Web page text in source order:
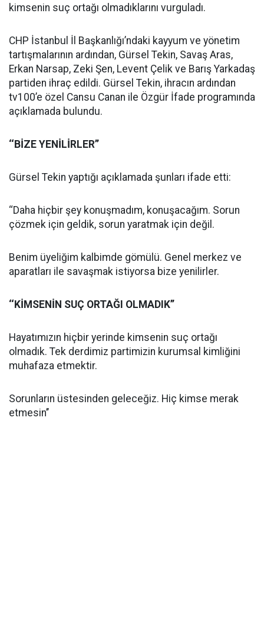
kimsenin suç ortağı olmadıklarını vurguladı.
CHP İstanbul İl Başkanlığı’ndaki kayyum ve yönetim
tartışmalarının ardından, Gürsel Tekin, Savaş Aras,
Erkan Narsap, Zeki Şen, Levent Çelik ve Barış Yarkadaş
partiden ihraç edildi. Gürsel Tekin, ihracın ardından
tv100’e özel Cansu Canan ile Özgür İfade programında
açıklamada bulundu.
‘‘BİZE YENİLİRLER’’
Gürsel Tekin yaptığı açıklamada şunları ifade etti:
‘‘Daha hiçbir şey konuşmadım, konuşacağım. Sorun
çözmek için geldik, sorun yaratmak için değil.
Benim üyeliğim kalbimde gömülü. Genel merkez ve
aparatları ile savaşmak istiyorsa bize yenilirler.
‘‘KİMSENİN SUÇ ORTAĞI OLMADIK’’
Hayatımızın hiçbir yerinde kimsenin suç ortağı
olmadık. Tek derdimiz partimizin kurumsal kimliğini
muhafaza etmektir.
Sorunların üstesinden geleceğiz. Hiç kimse merak
etmesin’’